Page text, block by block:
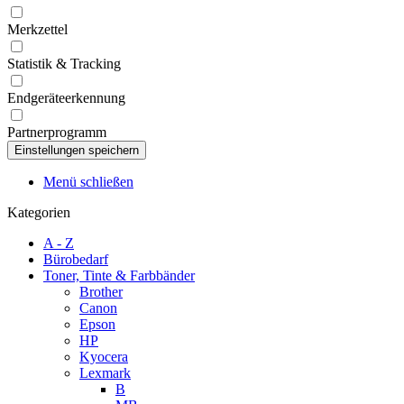
Merkzettel
Statistik & Tracking
Endgeräteerkennung
Partnerprogramm
Menü schließen
Kategorien
A - Z
Bürobedarf
Toner, Tinte & Farbbänder
Brother
Canon
Epson
HP
Kyocera
Lexmark
B